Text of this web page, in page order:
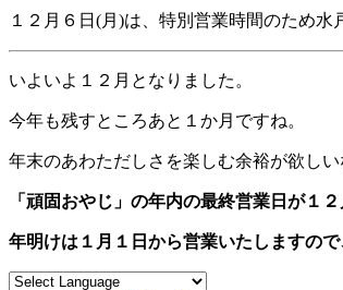
１２月６日(月)は、特別営業時間のため
いよいよ１２月となりました。
今年も残すところあと１か月ですね。
年末のあわただしさを楽しむ余裕が欲しい
「頑固おやじ」の年内の最終営業日が１
年明けは１月１日から営業いたしますので